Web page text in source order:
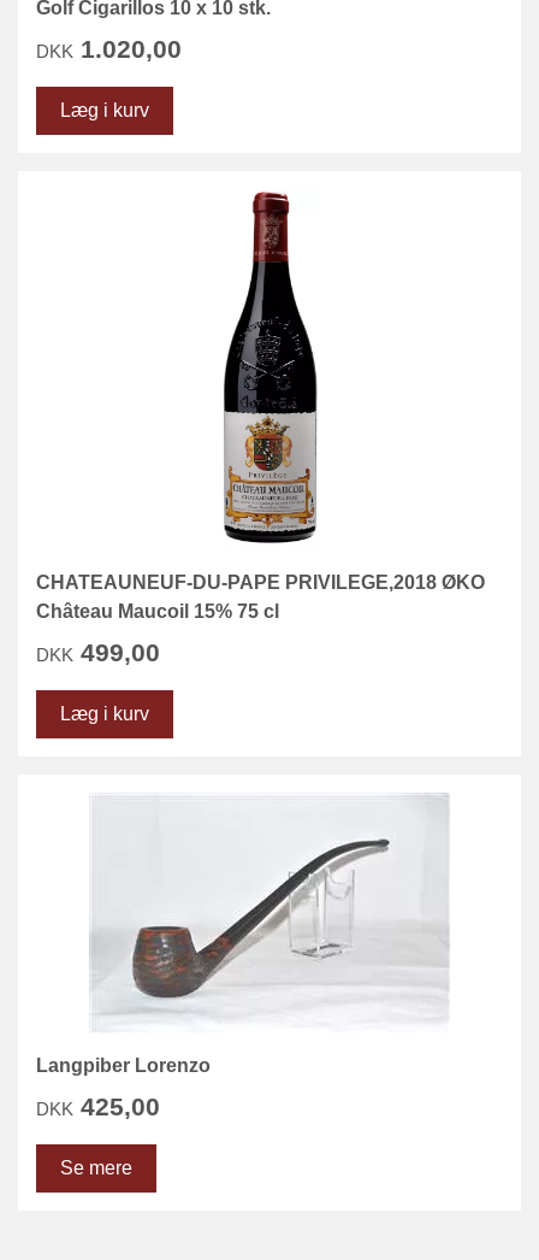
Golf Cigarillos 10 x 10 stk.
DKK 1.020,00
Læg i kurv
CHATEAUNEUF-DU-PAPE PRIVILEGE,2018 ØKO
Château Maucoil 15% 75 cl
DKK 499,00
Læg i kurv
Langpiber Lorenzo
DKK 425,00
Se mere